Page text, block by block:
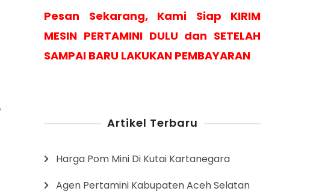
Pesan Sekarang, Kami Siap KIRIM
MESIN PERTAMINI DULU dan SETELAH
SAMPAI BARU LAKUKAN PEMBAYARAN
Artikel Terbaru
Harga Pom Mini Di Kutai Kartanegara
Agen Pertamini Kabupaten Aceh Selatan